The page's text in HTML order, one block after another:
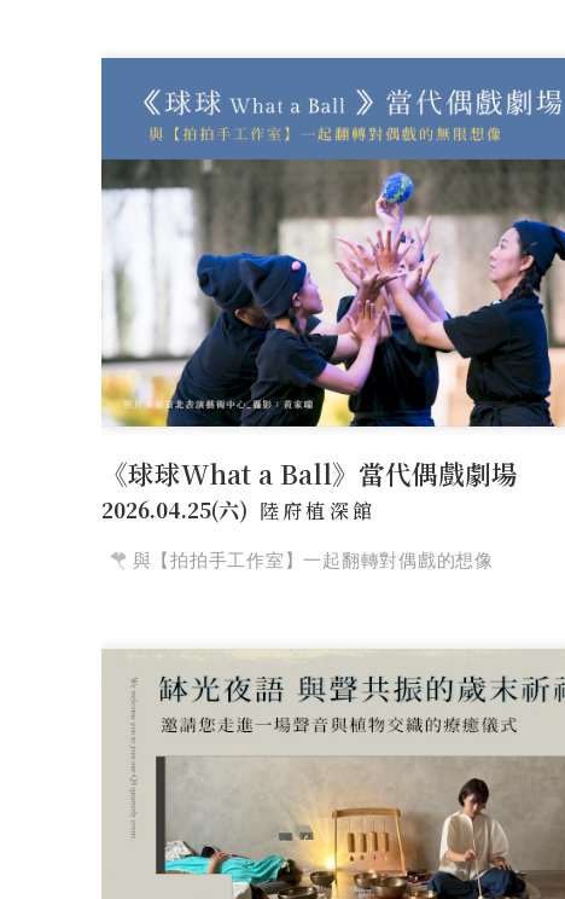
《球球What a Ball》當代偶戲劇場
2026.04.25(六) 陸府植深館
與【拍拍手工作室】一起翻轉對偶戲的想像